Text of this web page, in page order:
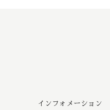
インフォメーション